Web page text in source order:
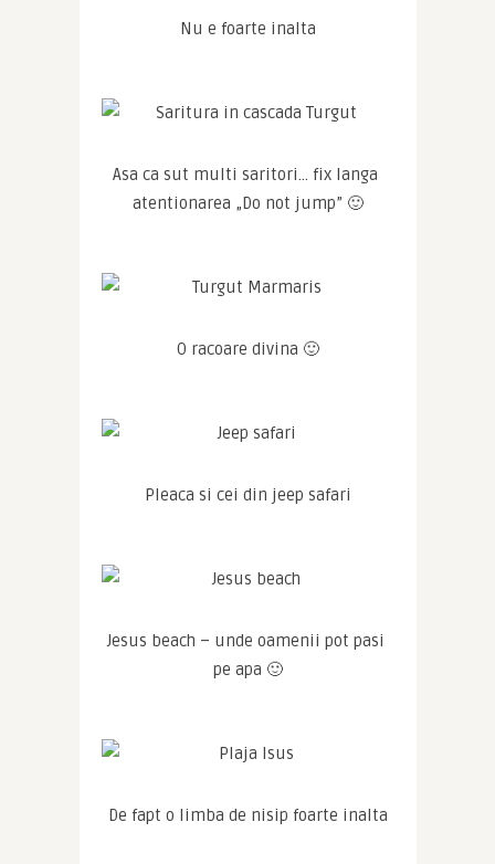
Nu e foarte inalta
Asa ca sut multi saritori… fix langa
atentionarea „Do not jump” 🙂
O racoare divina 🙂
Pleaca si cei din jeep safari
Jesus beach – unde oamenii pot pasi
pe apa 🙂
De fapt o limba de nisip foarte inalta